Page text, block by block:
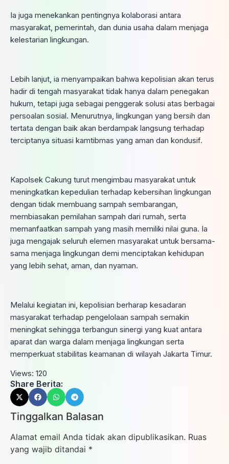
Ia juga menekankan pentingnya kolaborasi antara
masyarakat, pemerintah, dan dunia usaha dalam menjaga
kelestarian lingkungan.
Lebih lanjut, ia menyampaikan bahwa kepolisian akan terus
hadir di tengah masyarakat tidak hanya dalam penegakan
hukum, tetapi juga sebagai penggerak solusi atas berbagai
persoalan sosial. Menurutnya, lingkungan yang bersih dan
tertata dengan baik akan berdampak langsung terhadap
terciptanya situasi kamtibmas yang aman dan kondusif.
Kapolsek Cakung turut mengimbau masyarakat untuk
meningkatkan kepedulian terhadap kebersihan lingkungan
dengan tidak membuang sampah sembarangan,
membiasakan pemilahan sampah dari rumah, serta
memanfaatkan sampah yang masih memiliki nilai guna. Ia
juga mengajak seluruh elemen masyarakat untuk bersama-
sama menjaga lingkungan demi menciptakan kehidupan
yang lebih sehat, aman, dan nyaman.
Melalui kegiatan ini, kepolisian berharap kesadaran
masyarakat terhadap pengelolaan sampah semakin
meningkat sehingga terbangun sinergi yang kuat antara
aparat dan warga dalam menjaga lingkungan serta
memperkuat stabilitas keamanan di wilayah Jakarta Timur.
Views: 120
Share Berita:
Tinggalkan Balasan
Alamat email Anda tidak akan dipublikasikan. Ruas
yang wajib ditandai *